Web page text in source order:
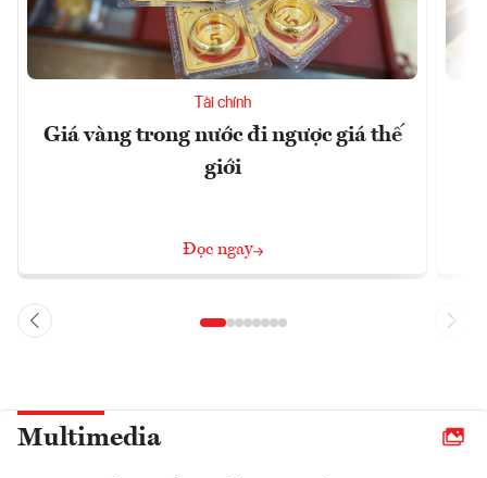
Tài chính
Giá vàng trong nước đi ngược giá thế
giới
Đọc ngay
Multimedia